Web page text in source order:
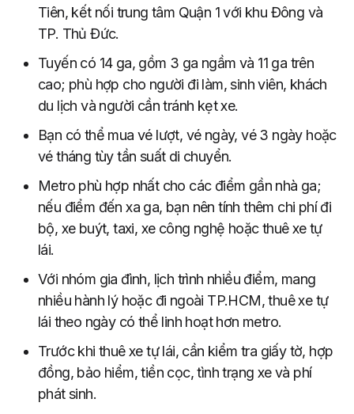
Tiên, kết nối trung tâm Quận 1 với khu Đông và
TP. Thủ Đức.
Tuyến có 14 ga, gồm 3 ga ngầm và 11 ga trên
cao; phù hợp cho người đi làm, sinh viên, khách
du lịch và người cần tránh kẹt xe.
Bạn có thể mua vé lượt, vé ngày, vé 3 ngày hoặc
vé tháng tùy tần suất di chuyển.
Metro phù hợp nhất cho các điểm gần nhà ga;
nếu điểm đến xa ga, bạn nên tính thêm chi phí đi
bộ, xe buýt, taxi, xe công nghệ hoặc thuê xe tự
lái.
Với nhóm gia đình, lịch trình nhiều điểm, mang
nhiều hành lý hoặc đi ngoài TP.HCM, thuê xe tự
lái theo ngày có thể linh hoạt hơn metro.
Trước khi thuê xe tự lái, cần kiểm tra giấy tờ, hợp
đồng, bảo hiểm, tiền cọc, tình trạng xe và phí
phát sinh.